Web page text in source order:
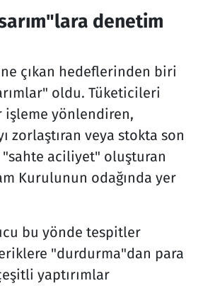
denetim
çıkan hedeflerinden biri
oldu. Tüketicileri
yönlendiren,
zorlaştıran veya stokta son
"sahte aciliyet" oluşturan
Kurulunun odağında yer
bu yönde tespitler
"durdurma"dan para
yaptırımlar